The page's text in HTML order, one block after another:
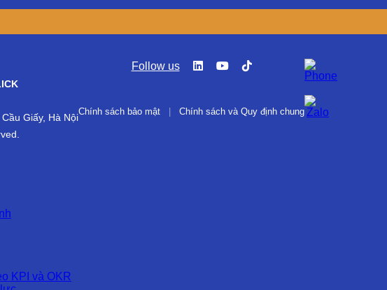
Giấy, Hà Nội
Follow us
Chính sách bảo mật Chính sách và Quy định chung
KPI và OKR